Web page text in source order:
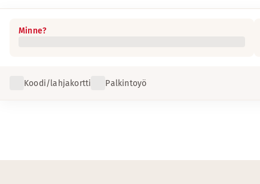
Minne?
Koodi/lahjakortti Palkintoyö